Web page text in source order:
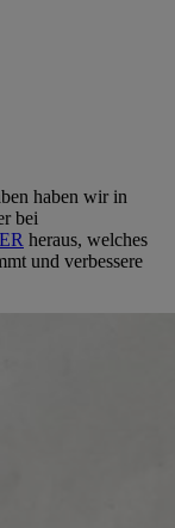
haben wir in
bei
heraus, welches
und verbessere